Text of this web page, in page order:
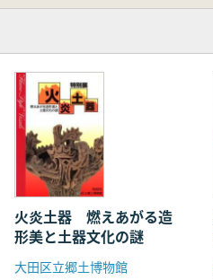
火炎土器 燃えあがる造
形美と土器文化の謎
大田区立郷土博物館